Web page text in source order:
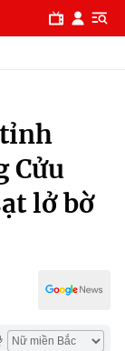
Cửu
lở bờ